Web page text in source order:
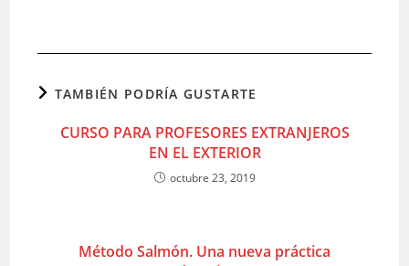
TAMBIÉN PODRÍA GUSTARTE
CURSO PARA PROFESORES EXTRANJEROS
EN EL EXTERIOR
octubre 23, 2019
Método Salmón. Una nueva práctica